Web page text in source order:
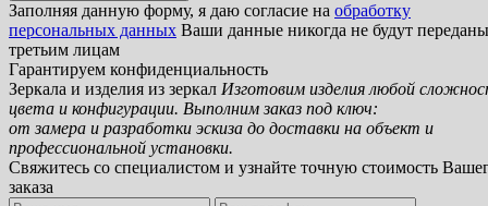
Заполняя данную форму, я даю согласие на обработку
персональных данных Ваши данные никогда не будут переданы
третьим лицам
Гарантируем конфиденциальность
Зеркала и изделия из зеркал Изготовим изделия любой
цвета и конфигурации. Выполним заказ под ключ:
от замера и разработки эскиза до доставки на объект и
профессиональной установки.
Свяжитесь со специалистом и узнайте точную стоимость
заказа